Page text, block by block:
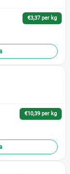
(1)
(1)
€3,37 per kg
€10,39 per kg